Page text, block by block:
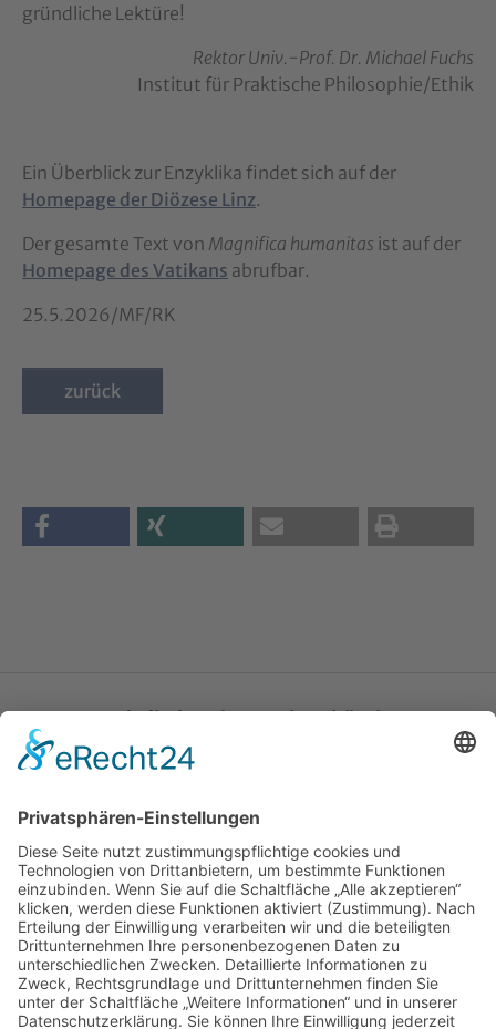
gründliche Lektüre!
Rektor Univ.-Prof. Dr. Michael Fuchs
Institut für Praktische Philosophie/Ethik
Ein Überblick zur Enzyklika findet sich auf der
Homepage der Diözese Linz.
Der gesamte Text von Magnifica humanitas ist auf der
Homepage des Vatikans abrufbar.
25.5.2026/MF/RK
zurück
Katholische Privat-Universität Linz
Bethlehemstraße 20
T:+43 732 / 784293
E:office[at]ku-linz.at